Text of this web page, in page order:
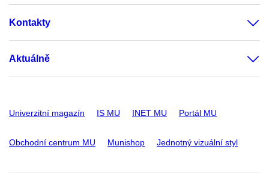
Kontakty
Aktuálně
Univerzitní magazín IS MU INET MU Portál MU
Obchodní centrum MU Munishop Jednotný vizuální styl